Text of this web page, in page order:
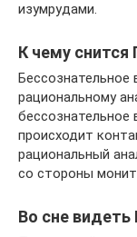
изумрудами.
К чему снится
рациональному
бессознательное
происходит
рациональный
со стороны
Во сне видеть